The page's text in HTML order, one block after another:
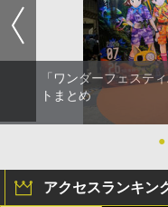
「ワンダーフェステ
トまとめ
●
アクセスランキン